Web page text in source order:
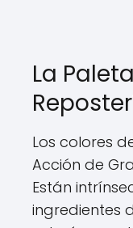
La
Los colores
Acción de
Están
ingredientes